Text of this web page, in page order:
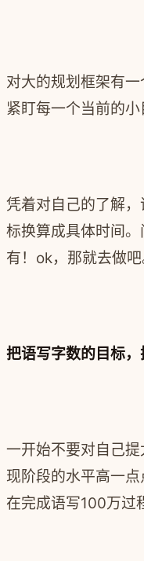
对大的规划框架有
紧盯每一个当前的小
凭着对自己的了解
标换算成具体时间。
有！ok，那就去做吧
把语写字数的目标，
一开始不要对自己提
现阶段的水平高一
在完成语写100万过